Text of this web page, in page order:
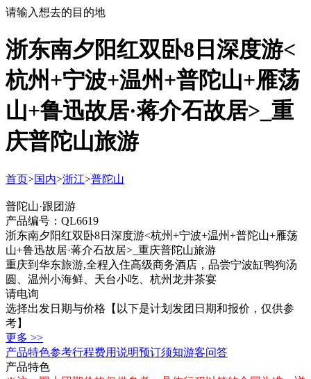
请输入想去的目的地
浙东南夕阳红双卧8日深度游<
杭州+宁波+温州+普陀山+雁荡
山+鲁迅故居·蒋介石故居>_重
庆普陀山旅游
首页>国内>浙江>普陀山
普陀山·跟团游
产品编号：QL6619
浙东南夕阳红双卧8日深度游<杭州+宁波+温州+普陀山+雁荡
山+鲁迅故居·蒋介石故居>_重庆普陀山旅游
重庆到华东旅游,全程入住高级商务酒店，品尝宁波缸鸭狗汤
圆、温州小海鲜、天台小吃、杭州龙井茶宴
请电询
选择出发日期与价格 【以下是计划发团日期和报价，仅供参
考】
更多 >>
产品特色参考行程费用说明预订须知游客问答
产品特色